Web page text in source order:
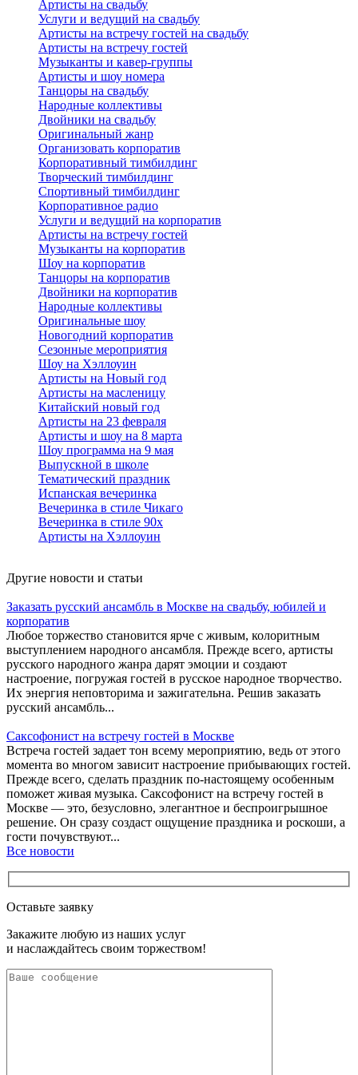
Артисты на свадьбу
Услуги и ведущий на свадьбу
Артисты на встречу гостей на свадьбу
Артисты на встречу гостей
Музыканты и кавер-группы
Артисты и шоу номера
Танцоры на свадьбу
Народные коллективы
Двойники на свадьбу
Оригинальный жанр
Организовать корпоратив
Корпоративный тимбилдинг
Творческий тимбилдинг
Спортивный тимбилдинг
Корпоративное радио
Услуги и ведущий на корпоратив
Артисты на встречу гостей
Музыканты на корпоратив
Шоу на корпоратив
Танцоры на корпоратив
Двойники на корпоратив
Народные коллективы
Оригинальные шоу
Новогодний корпоратив
Сезонные мероприятия
Шоу на Хэллоуин
Артисты на Новый год
Артисты на масленицу
Китайский новый год
Артисты на 23 февраля
Артисты и шоу на 8 марта
Шоу программа на 9 мая
Выпускной в школе
Тематический праздник
Испанская вечеринка
Вечеринка в стиле Чикаго
Вечеринка в стиле 90х
Артисты на Хэллоуин
Другие новости и статьи
Заказать русский ансамбль в Москве на свадьбу, юбилей и
корпоратив
Любое торжество становится ярче с живым, колоритным
выступлением народного ансамбля. Прежде всего, артисты
русского народного жанра дарят эмоции и создают
настроение, погружая гостей в русское народное творчество.
Их энергия неповторима и зажигательна. Решив заказать
русский ансамбль...
Саксофонист на встречу гостей в Москве
Встреча гостей задает тон всему мероприятию, ведь от этого
момента во многом зависит настроение прибывающих гостей.
Прежде всего, сделать праздник по-настоящему особенным
поможет живая музыка. Саксофонист на встречу гостей в
Москве — это, безусловно, элегантное и беспроигрышное
решение. Он сразу создаст ощущение праздника и роскоши, а
гости почувствуют...
Все новости
Оставьте заявку
Закажите любую из наших услуг
и наслаждайтесь своим торжеством!